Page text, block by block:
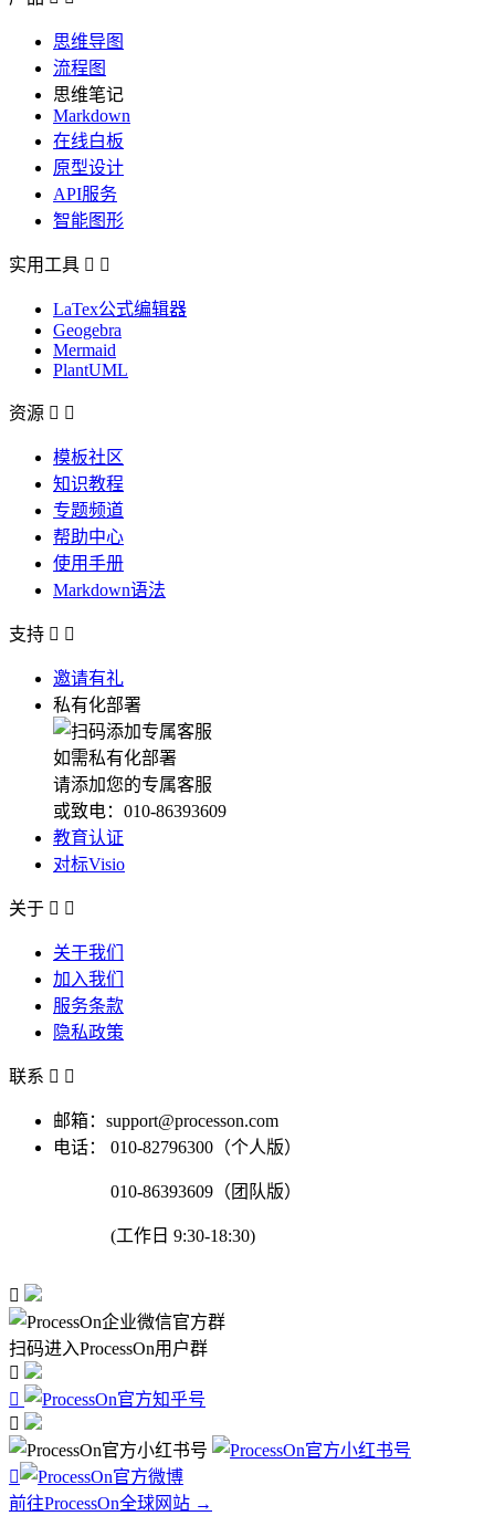
思维导图
流程图
思维笔记
Markdown
在线白板
原型设计
API服务
智能图形
实用工具  
LaTex公式编辑器
Geogebra
Mermaid
PlantUML
资源  
模板社区
知识教程
专题频道
帮助中心
使用手册
Markdown语法
支持  
邀请有礼
私有化部署
如需私有化部署
请添加您的专属客服
或致电：010-86393609
教育认证
对标Visio
关于  
关于我们
加入我们
服务条款
隐私政策
联系  
邮箱：support@processon.com
电话：
010-82796300（个人版）
010-86393609（团队版）
(工作日 9:30-18:30)

扫码进入ProcessOn用户群




前往ProcessOn全球网站 →